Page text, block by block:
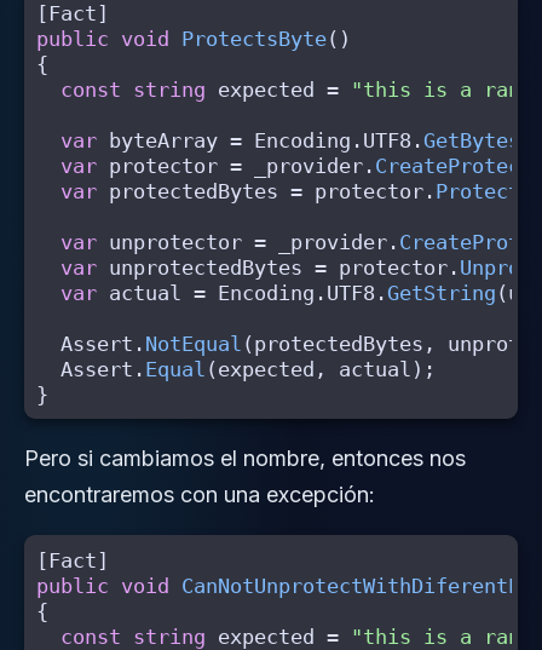
[ Fact ]
public
void ProtectsByte()
{
const
string expected = "this is a
var byteArray = Encoding . UTF8 .GetBytes
var protector = _provider .
var protectedBytes = protector . Protect
var unprotector = _provider .
var unprotectedBytes = protector .
var actual = Encoding . UTF8 .GetString (
Assert . NotEqual ( protectedBytes ,
Assert . Equal ( expected , actual );
}
Pero si cambiamos el nombre, entonces nos
encontraremos con una excepción:
[ Fact ]
public
void
{
const
string expected = "this is a